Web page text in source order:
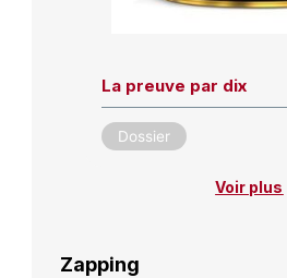
La preuve par dix
Dossier
Voir plus
Zapping